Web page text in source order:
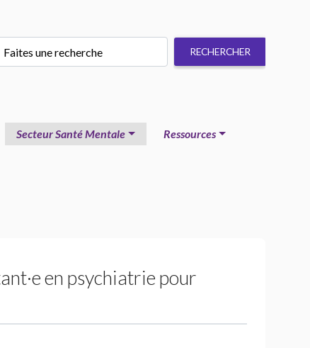
Secteur Santé Mentale
Ressources
·e en psychiatrie pour